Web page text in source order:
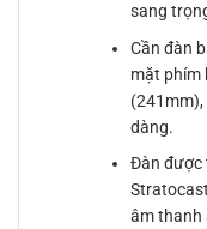
sang
Cần đàn
mặt phím
dàng.
Đàn được
âm thanh